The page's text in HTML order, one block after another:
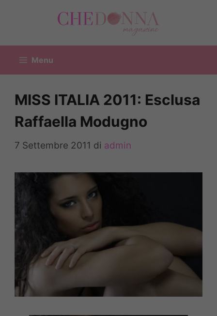
Menu
MISS ITALIA 2011: Esclusa
Raffaella Modugno
7 Settembre 2011 di admin